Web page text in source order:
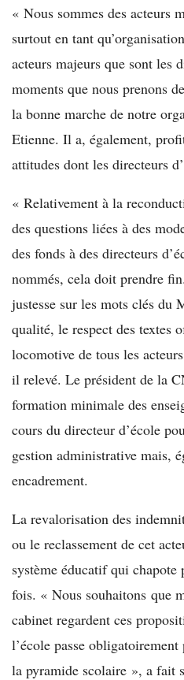
« Nous sommes des acteurs
surtout en tant
acteurs majeurs que sont les
moments que nous prenons
la bonne marche de notre
Etienne. Il a, également,
attitudes dont les directeurs
« Relativement à la
des questions liées à des
des fonds à des directeurs
nommés, cela doit prendre
justesse sur les mots clés du
qualité, le respect des textes
locomotive de tous les
il relevé. Le président de la
formation minimale des
cours du directeur d’école
gestion administrative mais,
encadrement.
La revalorisation des
ou le reclassement de cet
système éducatif qui chapote
fois. « Nous souhaitons que
cabinet regardent ces
l’école passe
la pyramide scolaire », a fait